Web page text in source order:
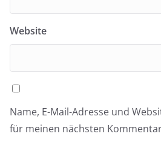
Website
Name, E-Mail-Adresse und
für meinen nächsten